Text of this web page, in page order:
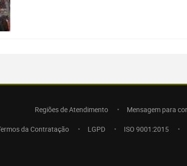
Regiões de Atendimento Mensagem para
da Contratação LGPD ISO 9001:2015